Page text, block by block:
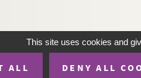
This site uses cookies and
ALL DENY ALL